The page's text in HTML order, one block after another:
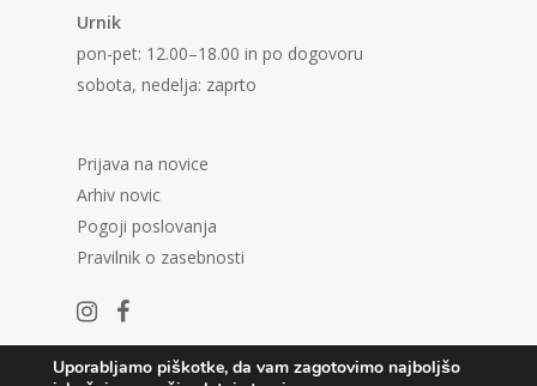
Urnik
pon-pet: 12.00–18.00 in po dogovoru
sobota, nedelja: zaprto
Prijava na novice
Arhiv novic
Pogoji poslovanja
Pravilnik o zasebnosti
Uporabljamo piškotke, da vam zagotovimo najboljšo